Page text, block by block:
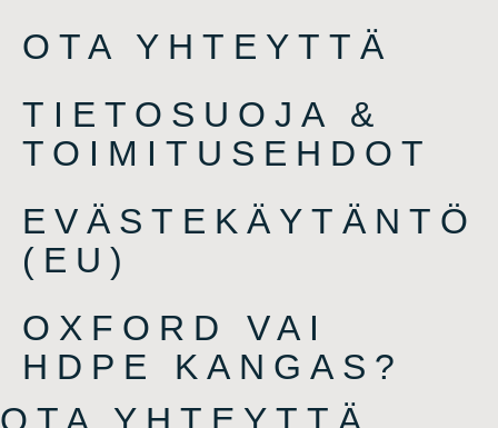
OTA YHTEYTTÄ
TIETOSUOJA &
TOIMITUSEHDOT
EVÄSTEKÄYTÄNTÖ
(EU)
OXFORD VAI
HDPE KANGAS?